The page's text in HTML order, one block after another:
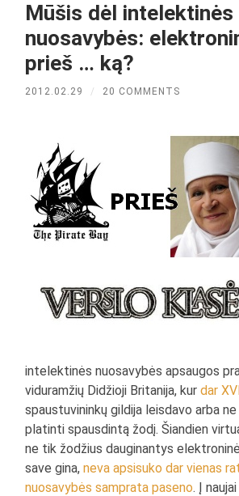
Mūšis dėl intelektinės
nuosavybės:
prieš … ką?
2012.02.29 / 20 COMMENTS
intelektinės nuosavybės apsaugos
viduramžių Didžioji Britanija, kurdar
spaustuvininkų gildija leisdavo arba
platinti spausdintą žodį. Šiandien
ne tik žodžius dauginantys
save gina,neva apsisuko dar vienas
nuosavybės samprata paseno. Į